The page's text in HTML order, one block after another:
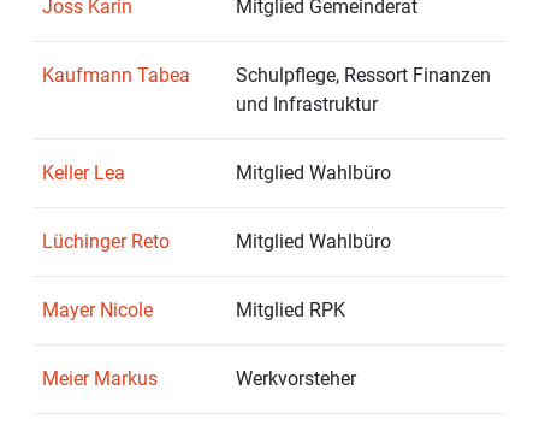
Joss Karin Mitglied Gemeinderat
Kaufmann Tabea
Schulpflege, Ressort Finanzen
und Infrastruktur
Keller Lea Mitglied Wahlbüro
Lüchinger Reto Mitglied Wahlbüro
Mayer Nicole Mitglied RPK
Meier Markus Werkvorsteher